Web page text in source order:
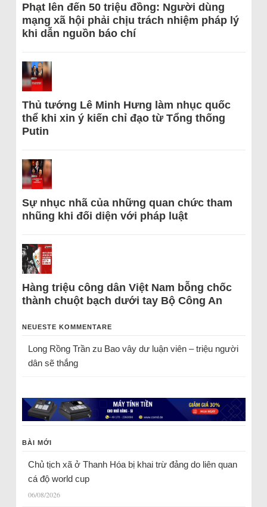
Phạt lên đến 50 triệu đồng: Người dùng
mạng xã hội phải chịu trách nhiệm pháp lý
khi dẫn nguồn báo chí
Thủ tướng Lê Minh Hưng làm nhục quốc
thể khi xin ý kiến chỉ đạo từ Tổng thống
Putin
Sự nhục nhã của những quan chức tham
nhũng khi đối diện với pháp luật
Hàng triệu công dân Việt Nam bỗng chốc
thành chuột bạch dưới tay Bộ Công An
NEUESTE KOMMENTARE
Long Rồng Trầnzu Bao vây dư luận viên – triệu người
dân sẽ thắng
BÀI MỚI
Chủ tịch xã ở Thanh Hóa bị khai trừ đảng do liên quan
cá độ world cup
06/08/2026